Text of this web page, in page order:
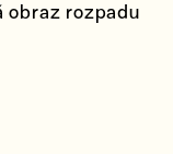
obraz rozpadu